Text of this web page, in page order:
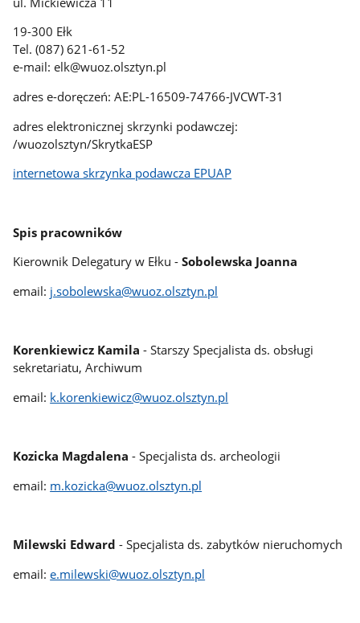
19-300 Ełk
Tel. (087) 621-61-52
e-mail: elk@wuoz.olsztyn.pl
​​​​adres e-doręczeń: AE:PL-16509-74766-JVCWT-31
​adres elektronicznej skrzynki podawczej:
/wuozolsztyn/SkrytkaESP
internetowa skrzynka podawcza EPUAP
Spis pracowników
​Kierownik Delegatury w Ełku -Sobolewska Joanna
email: j.sobolewska@wuoz.olsztyn.pl
Korenkiewicz Kamila - Starszy Specjalista ds. obsługi
sekretariatu, Archiwum
email: k.korenkiewicz@wuoz.olsztyn.pl
Kozicka Magdalena- Specjalista ds. archeologii
email: m.kozicka@wuoz.olsztyn.pl
Milewski Edward - Specjalista ds. zabytków nieruchomych
email:e.milewski@wuoz.olsztyn.pl